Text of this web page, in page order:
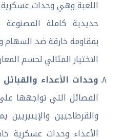
اللعبة وهي وحدات عسكرية
حديدية كاملة
بمقاومة خارقة ضد السهام
الاختيار المثالي لحسم
وحدات الأعداء والقبائل
الفصائل التي تواجهها
والقرطاجيين
الأعداء وحدات عسكرية